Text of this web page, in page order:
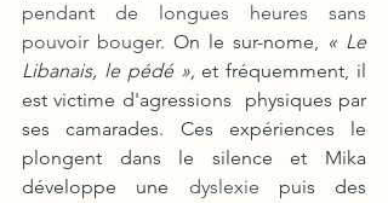
pendant de longues heures sans
pouvoir bouger. On le sur-nome, « Le
Libanais, le pédé », et fréquemment, il
est victime d'agressions  physiques par
ses camarades. Ces expériences le
plongent dans le silence et Mika
développe une dyslexie puis des